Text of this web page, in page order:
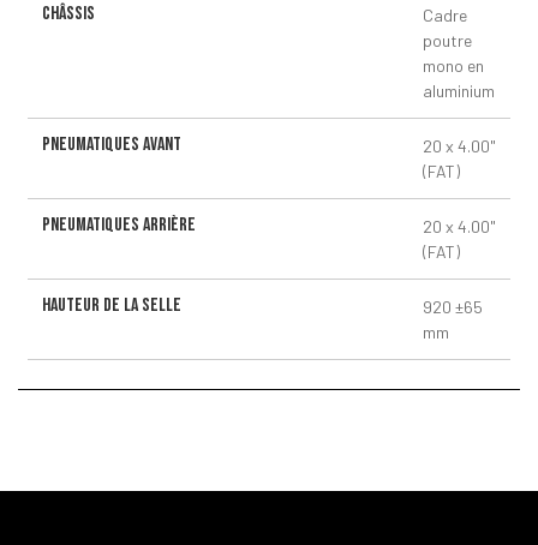
Châssis
Cadre
poutre
mono en
aluminium
Pneumatiques avant
20 x 4.00"
(FAT)
Pneumatiques arrière
20 x 4.00"
(FAT)
Hauteur de la selle
920 ±65
mm